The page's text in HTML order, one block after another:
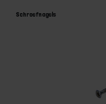
Schroefnagels